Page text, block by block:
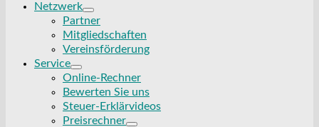
Netzwerk
Partner
Mitgliedschaften
Vereinsförderung
Service
Online-Rechner
Bewerten Sie uns
Steuer-Erklärvideos
Preisrechner